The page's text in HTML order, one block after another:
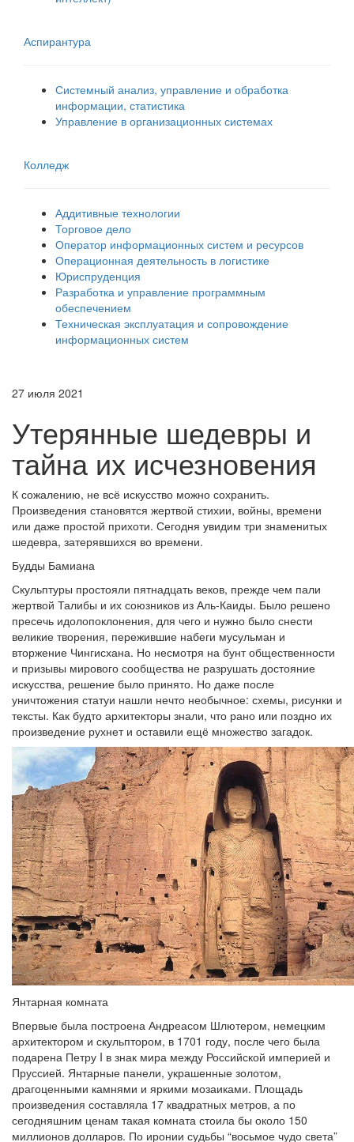
Аспирантура
Системный анализ, управление и обработка
информации, статистика
Управление в организационных системах
Колледж
Аддитивные технологии
Торговое дело
Оператор информационных систем и ресурсов
Операционная деятельность в логистике
Юриспруденция
Разработка и управление программным
обеспечением
Техническая эксплуатация и сопровождение
информационных систем
27 июля 2021
Утерянные шедевры и
тайна их исчезновения
К сожалению, не всё искусство можно сохранить.
Произведения становятся жертвой стихии, войны, времени
или даже простой прихоти. Сегодня увидим три знаменитых
шедевра, затерявшихся во времени.
Будды Бамиана
Скульптуры простояли пятнадцать веков, прежде чем пали
жертвой Талибы и их союзников из Аль-Каиды. Было решено
пресечь идолопоклонения, для чего и нужно было снести
великие творения, пережившие набеги мусульман и
вторжение Чингисхана. Но несмотря на бунт общественности
и призывы мирового сообщества не разрушать достояние
искусства, решение было принято. Но даже после
уничтожения статуи нашли нечто необычное: схемы, рисунки и
тексты. Как будто архитекторы знали, что рано или поздно их
произведение рухнет и оставили ещё множество загадок.
Янтарная комната
Впервые была построена Андреасом Шлютером, немецким
архитектором и скульптором, в 1701 году, после чего была
подарена Петру I в знак мира между Российской империей и
Пруссией. Янтарные панели, украшенные золотом,
драгоценными камнями и яркими мозаиками. Площадь
произведения составляла 17 квадратных метров, а по
сегодняшним ценам такая комната стоила бы около 150
миллионов долларов. По иронии судьбы “восьмое чудо света”